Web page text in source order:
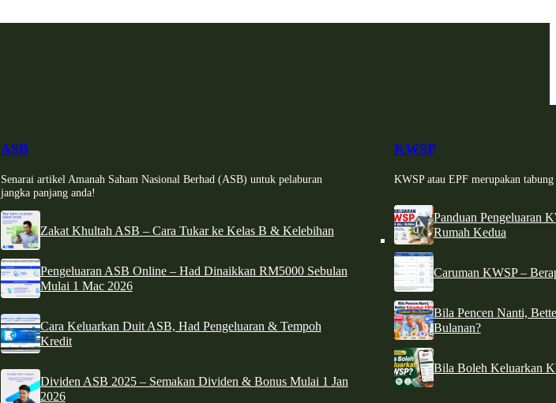
ASB
Senarai artikel Amanah Saham Nasional Berhad (ASB) untuk pelaburan
jangka panjang anda!
Zakat Khultah ASB – Cara Tukar ke Kelas B & Kelebihan
Pengeluaran ASB Online – Had Dinaikkan RM5000 Sebulan
Mulai 1 Mac 2026
Cara Keluarkan Duit ASB, Had Pengeluaran & Tempoh
Kredit
Dividen ASB 2025 – Semakan Dividen & Bonus Mulai 1 Jan
2026
KWSP
KWSP atau EPF merupakan
Panduan Pengeluaran
Rumah Kedua
Caruman KWSP –
Bila Pencen Nanti,
Bulanan?
Bila Boleh Keluarkan